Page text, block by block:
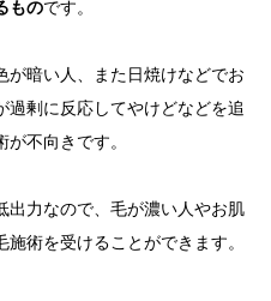
ものです。
が暗い人、また日焼けなどでお
過剰に反応してやけどなどを追
不向きです。
出力なので、毛が濃い人やお肌
術を受けることができます。